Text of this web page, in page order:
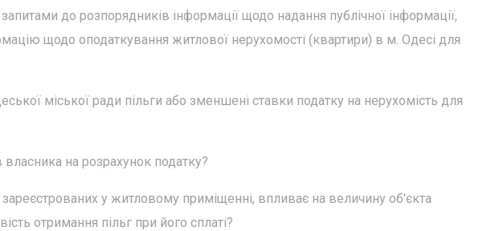
до розпорядників інформації щодо надання публічної інформації,
щодо оподаткування житлової нерухомості (квартири) в м. Одесі для
міської ради пільги або зменшені ставки податку на нерухомість для
на розрахунок податку?
зареєстрованих у житловому приміщенні, впливає на величину об'єкта
отримання пільг при його сплаті?